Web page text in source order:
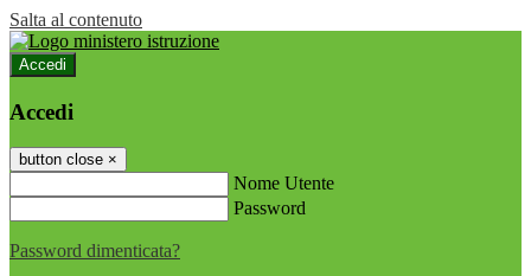
Salta al contenuto
Accedi
Accedi
button close ×
Nome Utente
Password
Password dimenticata?